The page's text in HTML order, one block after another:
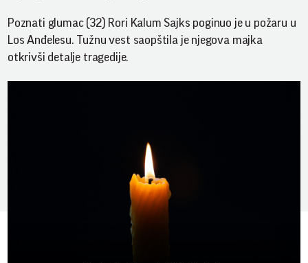
Poznati glumac (32) Rori Kalum Sajks poginuo je u požaru u
Los Anđelesu. Tužnu vest saopštila je njegova majka
otkrivši detalje tragedije.